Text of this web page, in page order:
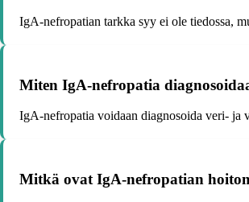
IgA-nefropatian tarkka syy ei ole tiedossa,
Miten IgA-nefropatia
IgA-nefropatia voidaan diagnosoida veri- ja
Mitkä ovat IgA-nefropatian